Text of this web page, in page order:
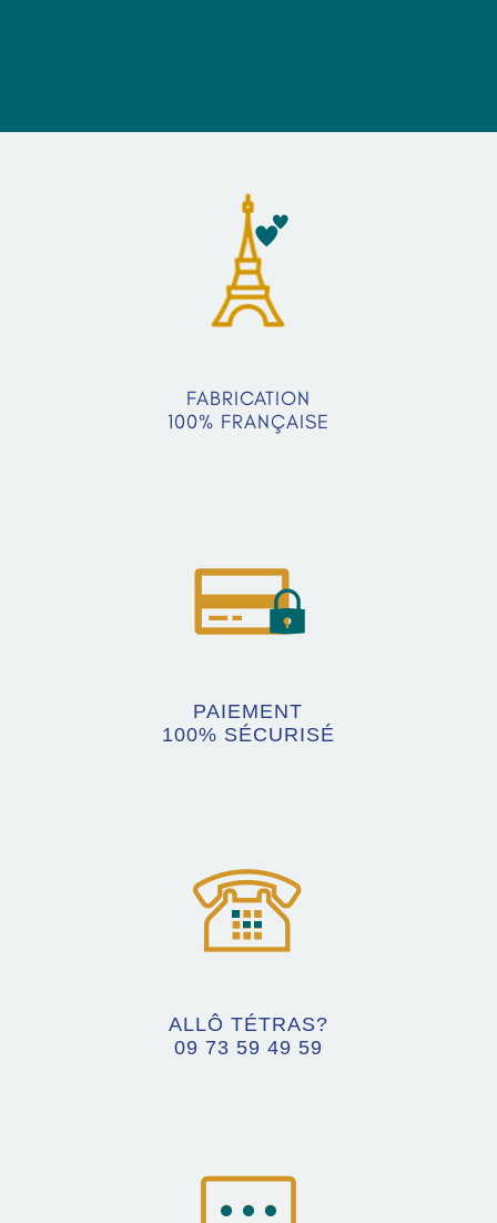
FABRICATION
100% FRANÇAISE
PAIEMENT
100% SÉCURISÉ
ALLÔ TÉTRAS?
09 73 59 49 59